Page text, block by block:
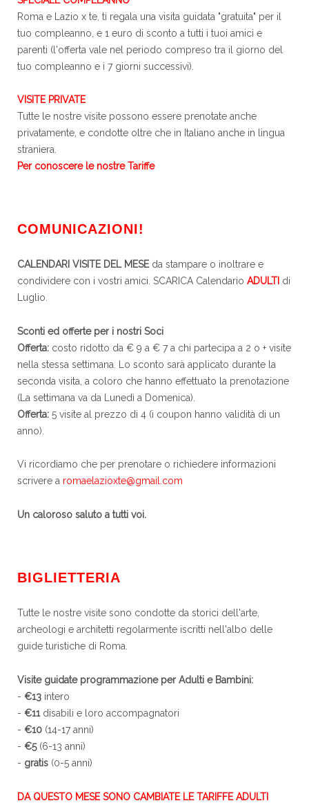
Roma e Lazio x te, ti regala una visita guidata "gratuita" per il
tuo compleanno, e 1 euro di sconto a tutti i tuoi amici e
parenti (l'offerta vale nel periodo compreso tra il giorno del
tuo compleanno e i 7 giorni successivi).
VISITE PRIVATE
Tutte le nostre visite possono essere prenotate anche
privatamente, e condotte oltre che in Italiano anche in lingua
straniera.
Per conoscere le nostre Tariffe
COMUNICAZIONI!
CALENDARI VISITE DEL MESEda stampare o inoltrare e
condividere con i vostri amici. SCARICA Calendario ADULTI di
Luglio.
Sconti ed offerte per i nostri Soci
Offerta: costo ridotto da € 9 a € 7 a chi partecipa a 2 o + visite
nella stessa settimana. Lo sconto sarà applicato durante la
seconda visita, a coloro che hanno effettuato la prenotazione
(La settimana va da Lunedì a Domenica).
Offerta: 5 visite al prezzo di 4 (i coupon hanno validità di un
anno).
Vi ricordiamo che per prenotare o richiedere informazioni
scrivere a romaelazioxte@gmail.com
Un caloroso saluto a tutti voi.
BIGLIETTERIA
Tutte le nostre visite sono condotte da storici dell'arte,
archeologi e architetti regolarmente iscritti nell'albo delle
guide turistiche di Roma.
Visite guidate programmazione per Adulti e Bambini:
- €13 intero
- €11disabili e loro accompagnatori
- €10 (14-17 anni)
- €5(6-13 anni)
- gratis (0-5 anni)
DA QUESTO MESE SONO CAMBIATE LE TARIFFE ADULTI